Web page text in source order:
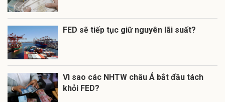
FED sẽ tiếp tục giữ nguyên lãi suất?
Vì sao các NHTW châu Á bắt đầu tách
khỏi FED?